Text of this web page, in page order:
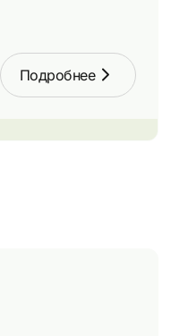
Подробнее